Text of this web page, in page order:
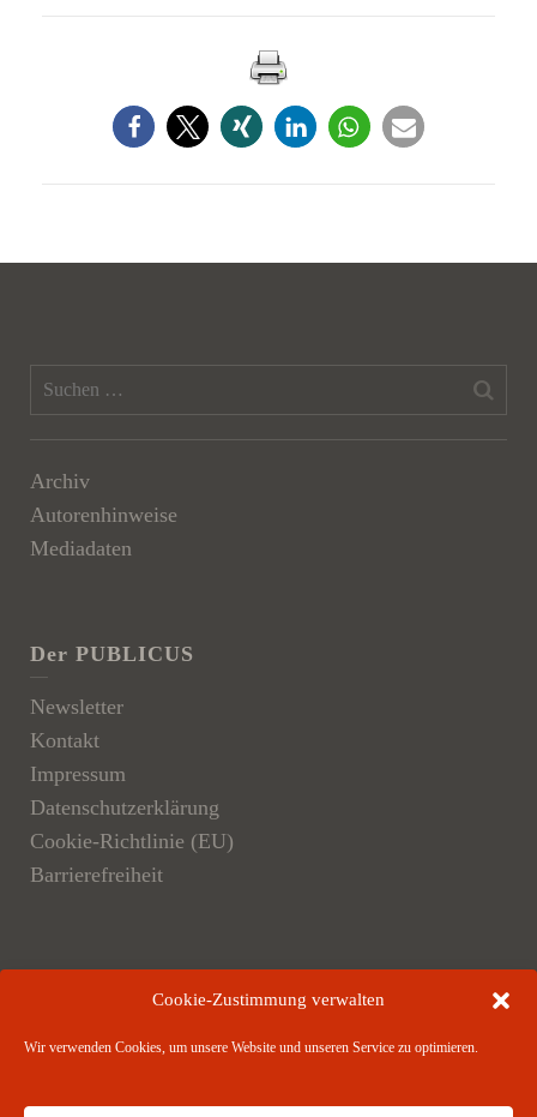
Cookie-Zustimmung verwalten
Wir verwenden Cookies, um unsere Website und unseren Service zu optimieren.
Archiv
Autorenhinweise
Mediadaten
Der PUBLICUS
Newsletter
Kontakt
Impressum
Datenschutzerklärung
Cookie-Richtlinie (EU)
Barrierefreiheit